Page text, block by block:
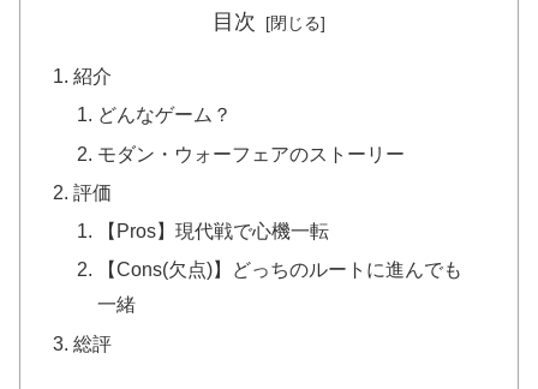
目次
紹介
どんなゲーム？
モダン・ウォーフェアのストーリー
評価
【Pros】現代戦で心機一転
【Cons(欠点)】どっちのルートに進んでも
一緒
総評